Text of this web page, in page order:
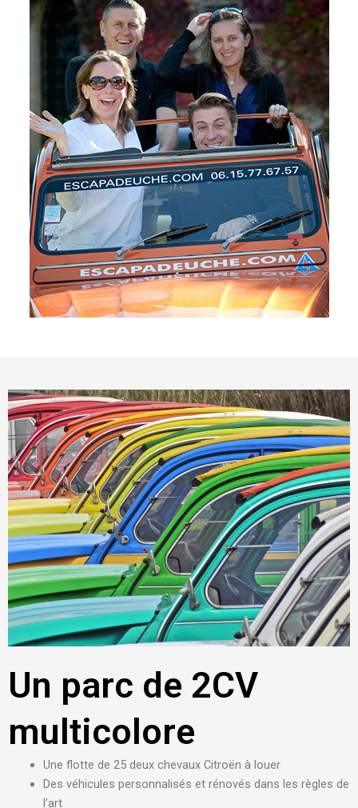
Un parc de 2CV
multicolore
Une flotte de 25 deux chevaux Citroën à louer
Des véhicules personnalisés et rénovés dans les règles de
l’art